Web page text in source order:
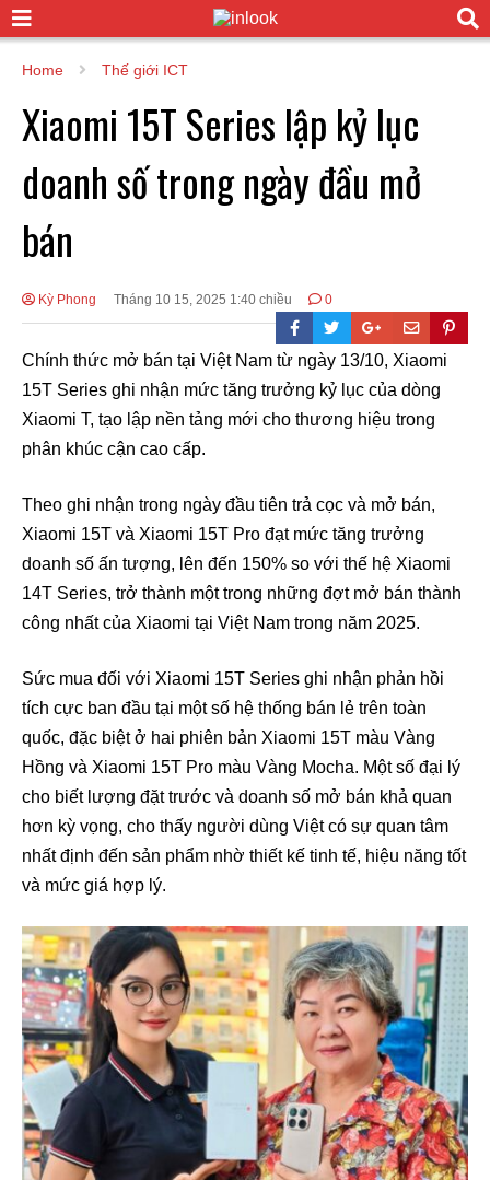
Home Thế giới ICT
Xiaomi 15T Series lập kỷ lục
doanh số trong ngày đầu mở
bán
Kỳ Phong Tháng 10 15, 2025 1:40 chiều 0
Chính thức mở bán tại Việt Nam từ ngày 13/10, Xiaomi
15T Series ghi nhận mức tăng trưởng kỷ lục của dòng
Xiaomi T, tạo lập nền tảng mới cho thương hiệu trong
phân khúc cận cao cấp.
Theo ghi nhận trong ngày đầu tiên trả cọc và mở bán,
Xiaomi 15T và Xiaomi 15T Pro đạt mức tăng trưởng
doanh số ấn tượng, lên đến 150% so với thế hệ Xiaomi
14T Series, trở thành một trong những đợt mở bán thành
công nhất của Xiaomi tại Việt Nam trong năm 2025.
Sức mua đối với Xiaomi 15T Series ghi nhận phản hồi
tích cực ban đầu tại một số hệ thống bán lẻ trên toàn
quốc, đặc biệt ở hai phiên bản Xiaomi 15T màu Vàng
Hồng và Xiaomi 15T Pro màu Vàng Mocha. Một số đại lý
cho biết lượng đặt trước và doanh số mở bán khả quan
hơn kỳ vọng, cho thấy người dùng Việt có sự quan tâm
nhất định đến sản phẩm nhờ thiết kế tinh tế, hiệu năng tốt
và mức giá hợp lý.